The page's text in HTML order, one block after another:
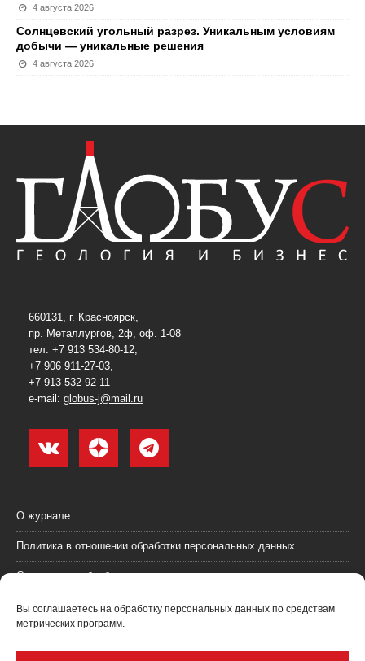
Вы соглашаетесь на обработку персональных данных по средствам
метрических программ.
4 августа 2026
Солнцевский угольный разрез. Уникальным условиям
добычи — уникальные решения
4 августа 2026
660131, г. Красноярск,
пр. Металлургов, 2ф, оф. 1-08
тел. +7 913 534-80-12,
+7 906 911-27-03,
+7 913 532-92-11
e-mail: globus-j@mail.ru
О журнале
Политика в отношении обработки персональных данных
Согласие на обработку персональных данных
Пользовательское соглашение (оферта)